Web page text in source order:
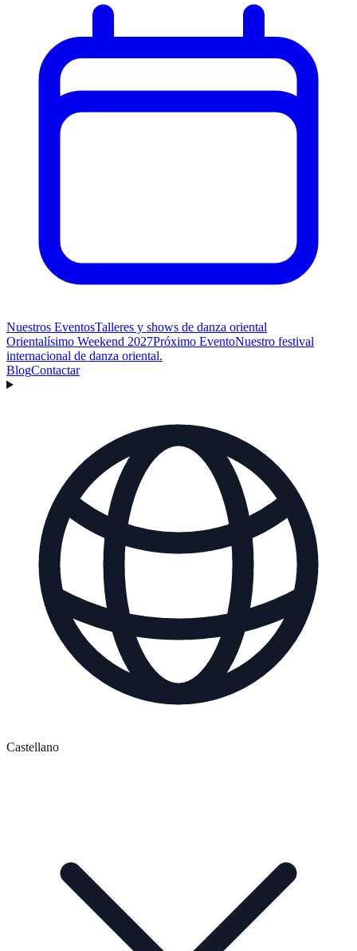
Nuestros EventosTalleres y shows de danza oriental
Orientalísimo Weekend 2027Próximo EventoNuestro festival
internacional de danza oriental.
BlogContactar
Castellano